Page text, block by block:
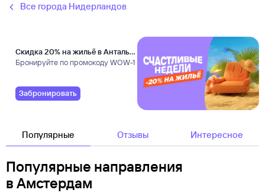
Все города Нидерландов
Скидка 20% на жильё в Анталье
и Даламане
Бронируйте по промокоду WOW-1
Забронировать
Популярные Отзывы Интересное
Популярные направления
в Амстердам